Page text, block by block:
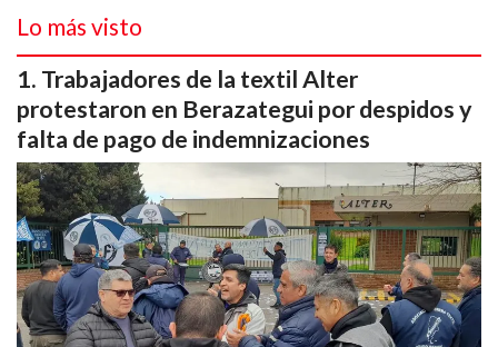
Lo más visto
Trabajadores de la textil Alter
protestaron en Berazategui por despidos y
falta de pago de indemnizaciones